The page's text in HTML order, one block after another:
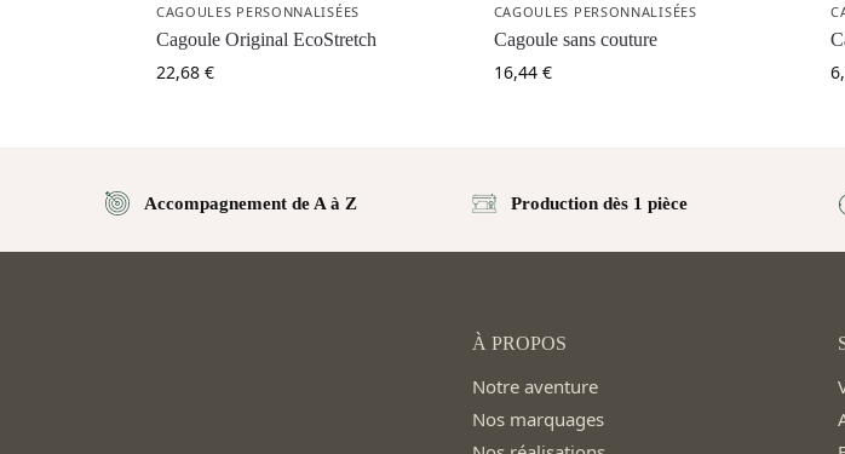
CAGOULES PERSONNALISÉES
Cagoule Original EcoStretch
22,68 €
CAGOULES PERSONNALISÉES
Cagoule sans couture
16,44 €
Accompagnement de A à Z Production dès 1 pièce
À PROPOS
Notre aventure
Nos marquages